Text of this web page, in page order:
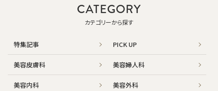
CATEGORY
カテゴリーから探す
特集記事 PICK UP
美容皮膚科 美容婦人科
美容内科 美容外科